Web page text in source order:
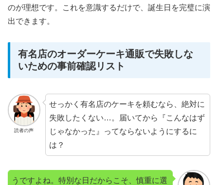
のが理想です。これを意識するだけで、誕生日を完璧に演
出できます。
有名店のオーダーケーキ通販で失敗しな
いための事前確認リスト
読者の声
せっかく有名店のケーキを頼むなら、絶対に
失敗したくない…。届いてから『こんなはず
じゃなかった』ってならないようにするに
は？
うですよね。特別な日だからこそ、慎重に選